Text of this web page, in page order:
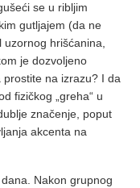
se u ribljim
gutljajem (da ne
hrišćanina,
je dozvoljeno
na izrazu? I da
fizičkog „greha“ u
značenje, poput
akcenta na
Nakon grupnog